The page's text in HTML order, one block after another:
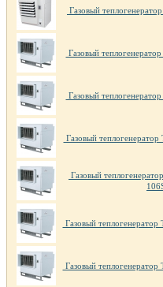
Газовый
Газовый
Газовый
Газовый
Газовый
Газовый
Газовый